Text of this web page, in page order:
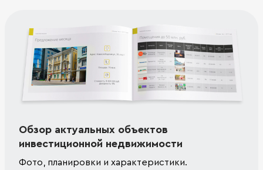
Обзор актуальных объектов
инвестиционной недвижимости
Фото, планировки и характеристики.